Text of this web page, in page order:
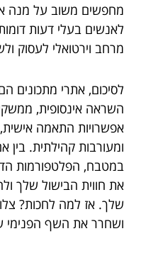
מחפשים משוב על מנה
לאנשים בעלי דעות
מרחב וירטואלי לעסוק
לסיכום, אתרי מתכונים
השראה אינסופית,
אפשרויות התאמה
ומעורבות קהילתית. בין
במטבח, הפלטפורמות
את חווית הבישול שלך
שלך. אז למה לחכות?
ושחרר את השף הפנימי